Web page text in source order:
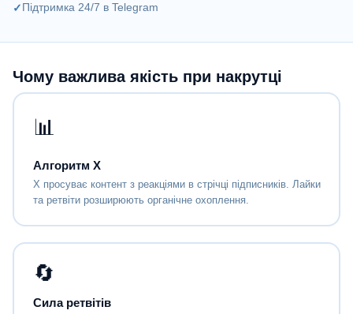
Підтримка 24/7 в Telegram
Чому важлива якість при накрутці
📊
Алгоритм X
X просуває контент з реакціями в стрічці підписників. Лайки
та ретвіти розширюють органічне охоплення.
🔄
Сила ретвітів